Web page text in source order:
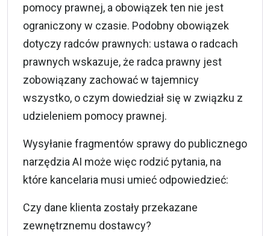
pomocy prawnej, a obowiązek ten nie jest
ograniczony w czasie. Podobny obowiązek
dotyczy radców prawnych: ustawa o radcach
prawnych wskazuje, że radca prawny jest
zobowiązany zachować w tajemnicy
wszystko, o czym dowiedział się w związku z
udzieleniem pomocy prawnej.
Wysyłanie fragmentów sprawy do publicznego
narzędzia AI może więc rodzić pytania, na
które kancelaria musi umieć odpowiedzieć:
Czy dane klienta zostały przekazane
zewnętrznemu dostawcy?